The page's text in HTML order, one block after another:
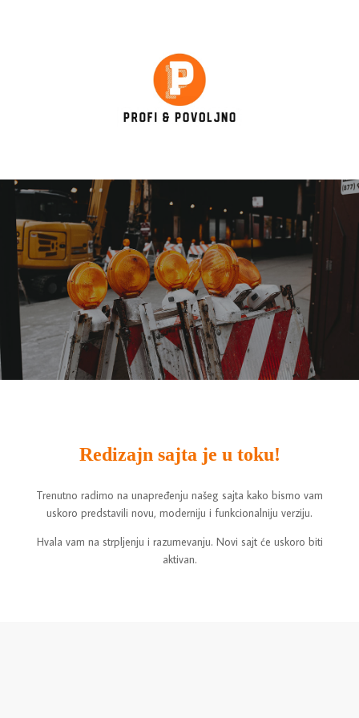
Redizajn sajta je u toku!
Trenutno radimo na unapređenju našeg sajta kako bismo vam
uskoro predstavili novu, moderniju i funkcionalniju verziju.
Hvala vam na strpljenju i razumevanju. Novi sajt će uskoro biti
aktivan.